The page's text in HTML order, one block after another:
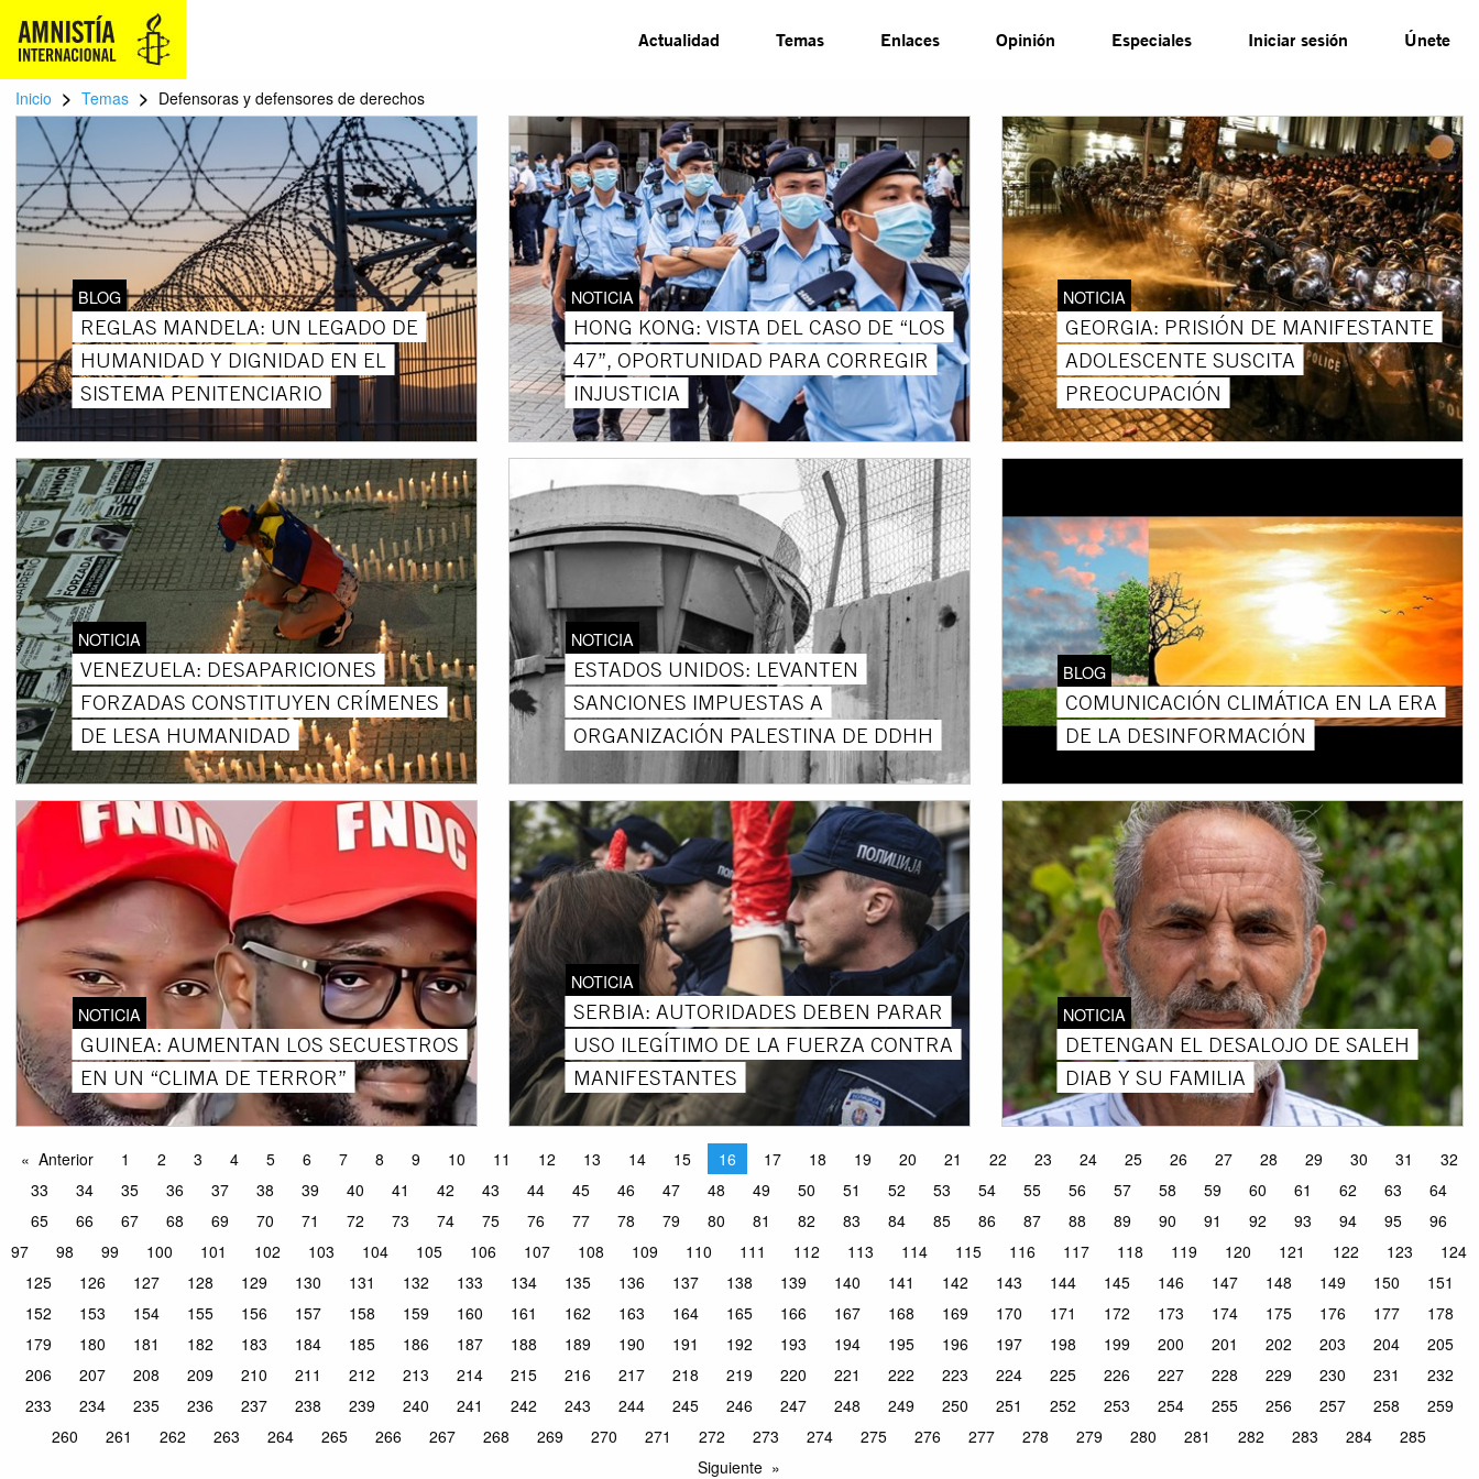
Actualidad Temas Enlaces Opinión Especiales Iniciar sesión Únete
Inicio > Temas > Defensoras y defensores de derechos
BLOG
REGLAS MANDELA: UN LEGADO DE
HUMANIDAD Y DIGNIDAD EN EL
SISTEMA PENITENCIARIO
NOTICIA
HONG KONG: VISTA DEL CASO DE “LOS
47”, OPORTUNIDAD PARA CORREGIR
INJUSTICIA
NOTICIA
GEORGIA: PRISIÓN DE MANIFESTANTE
ADOLESCENTE SUSCITA
PREOCUPACIÓN
NOTICIA
VENEZUELA: DESAPARICIONES
FORZADAS CONSTITUYEN CRÍMENES
DE LESA HUMANIDAD
NOTICIA
ESTADOS UNIDOS: LEVANTEN
SANCIONES IMPUESTAS A
ORGANIZACIÓN PALESTINA DE DDHH
BLOG
COMUNICACIÓN CLIMÁTICA EN LA ERA
DE LA DESINFORMACIÓN
NOTICIA
GUINEA: AUMENTAN LOS SECUESTROS
EN UN “CLIMA DE TERROR”
NOTICIA
SERBIA: AUTORIDADES DEBEN PARAR
USO ILEGÍTIMO DE LA FUERZA CONTRA
MANIFESTANTES
NOTICIA
DETENGAN EL DESALOJO DE SALEH
DIAB Y SU FAMILIA
Anterior 1 2 3 4 5 6 7 8 9 10 11 12 13 14 15 16 17 18 19 20 21 22 23 24 25 26 27 28 29 30 31
32
33
34 35 36 37 38 39 40 41 42 43 44 45 46 47 48 49 50 51 52 53 54 55 56 57 58 59 60 61 62 63
64
65
66 67 68 69 70 71 72 73 74 75 76 77 78 79 80 81 82 83 84 85 86 87 88 89 90 91 92 93 94 95
96
97
98 99 100 101 102 103 104 105 106 107 108 109 110 111 112 113 114 115 116 117 118 119 120 121 122 123
124
125
126 127 128 129 130 131 132 133 134 135 136 137 138 139 140 141 142 143 144 145 146 147 148 149 150
151
152
153 154 155 156 157 158 159 160 161 162 163 164 165 166 167 168 169 170 171 172 173 174 175 176 177
178
179
180 181 182 183 184 185 186 187 188 189 190 191 192 193 194 195 196 197 198 199 200 201 202 203 204
205
206
207 208 209 210 211 212 213 214 215 216 217 218 219 220 221 222 223 224 225 226 227 228 229 230 231
232
233
234 235 236 237 238 239 240 241 242 243 244 245 246 247 248 249 250 251 252 253 254 255 256 257 258
259
260
261 262 263 264 265 266 267 268 269 270 271 272 273 274 275 276 277 278 279 280 281 282 283 284
285
Siguiente